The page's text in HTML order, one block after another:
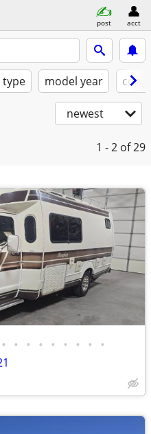
post acct
type model year
newest
1 - 2 of 29
• • • • • • • • •